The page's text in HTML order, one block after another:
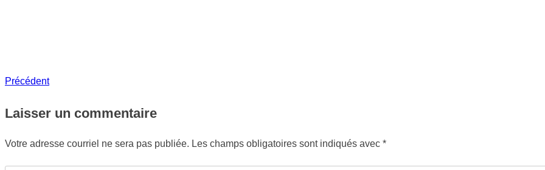
Navigation
de
l'article
PrécédentPrécédent
Laisser un commentaire
Votre adresse courriel ne sera pas publiée. Les champs obligatoires sont indiqués avec *